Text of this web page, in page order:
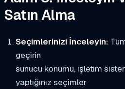
Satın Alma
Seçimlerinizi İnceleyin:
geçirin
sunucu konumu, işletim
yaptığınız seçimler